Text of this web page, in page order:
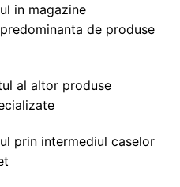
in magazine
de produse
al altor produse
prin intermediul caselor